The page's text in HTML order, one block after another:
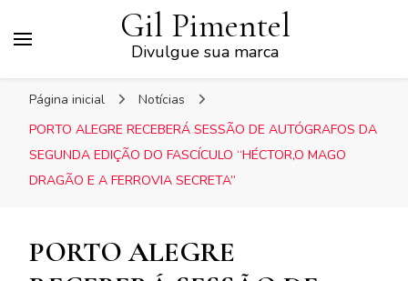
Gil Pimentel
Divulgue sua marca
Página inicial
Notícias
PORTO ALEGRE RECEBERÁ SESSÃO DE AUTÓGRAFOS DA
SEGUNDA EDIÇÃO DO FASCÍCULO “HÉCTOR,O MAGO
DRAGÃO E A FERROVIA SECRETA”
PORTO ALEGRE